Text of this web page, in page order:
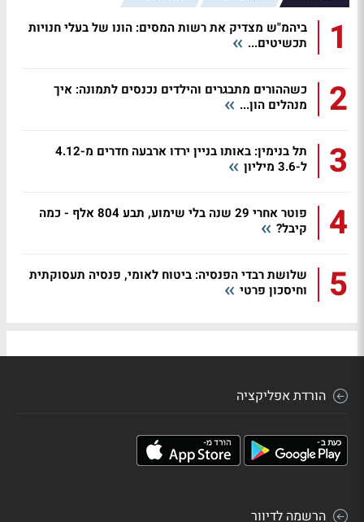
1
ביהמ"ש מצדיק את רשות המסים: הונו של בעלי חנויות
תכשיטים...
2
כשההורים מתבגרים והילדים נכנסים לתמונה: איך
מנהלים הון...
3
תל בנימין: באותו בניין ירדו ארבעה חדרים מ-4.12
ל-3.6 מיליון
4
פוטר אחרי 29 שנה בלי שימוע, תבע 804 אלף - כמה
קיבל?
5
שלושת רבדי הפנסיה: ביטוח לאומי, פנסיה תעסוקתית
וחיסכון פרטי
הורדת אפליקציה
הרשמה לדיוור